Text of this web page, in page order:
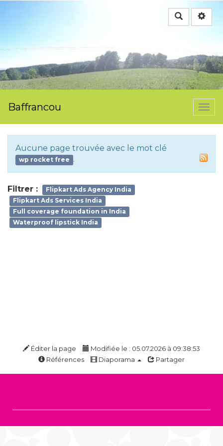
Rechercher
Baffrancou
Aucune page trouvée avec le mot clé
wp rocket free .
Filtrer :
Flipkart Ads Agency India
Flipkart Ads Services India
Full coverage foundation in India
Waterproof lipstick India
Éditer la page
Modifiée le : 05.07.2026 à 09:38:53
Références
Diaporama Partager